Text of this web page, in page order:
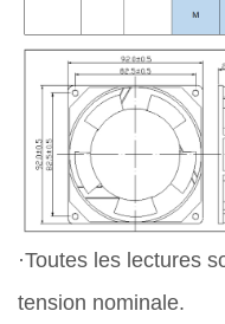
·Toutes les lectures
tension nominale.